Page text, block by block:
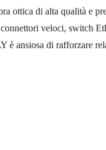
ottica di alta qualità e
veloci, switch
è ansiosa di rafforzare